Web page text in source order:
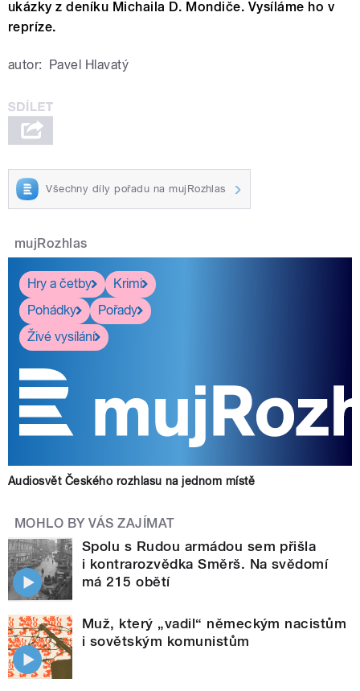
ukázky z deníku Michaila D. Mondiče. Vysíláme ho v
repríze.
autor: Pavel Hlavatý
Všechny díly pořadu na mujRozhlas
mujRozhlas
Hry a četby
Krimi
Pohádky
Pořady
Živé vysílání
Audiosvět Českého rozhlasu na jednom místě
MOHLO BY VÁS ZAJÍMAT
Spolu s Rudou armádou sem přišla
i kontrarozvědka Směrš. Na svědomí
má 215 obětí
Muž, který „vadil“ německým nacistům
i sovětským komunistům